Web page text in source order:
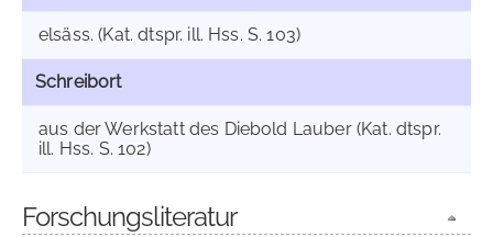
elsäss. (Kat. dtspr. ill. Hss. S. 103)
Schreibort
aus der Werkstatt des Diebold Lauber (Kat. dtspr.
ill. Hss. S. 102)
Forschungsliteratur